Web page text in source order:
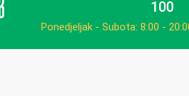
100
Ponedjeljak - Subota: 8:00 -